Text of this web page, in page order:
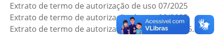
Extrato de termo de autorização de uso 07/2025
Extrato de termo de autorização de uso 08/2025
Extrato de termo de autorização de uso 010/2025…